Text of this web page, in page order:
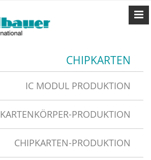
CHIPKARTEN
IC MODUL PRODUKTION
KARTENKÖRPER-PRODUKTION
CHIPKARTEN-PRODUKTION